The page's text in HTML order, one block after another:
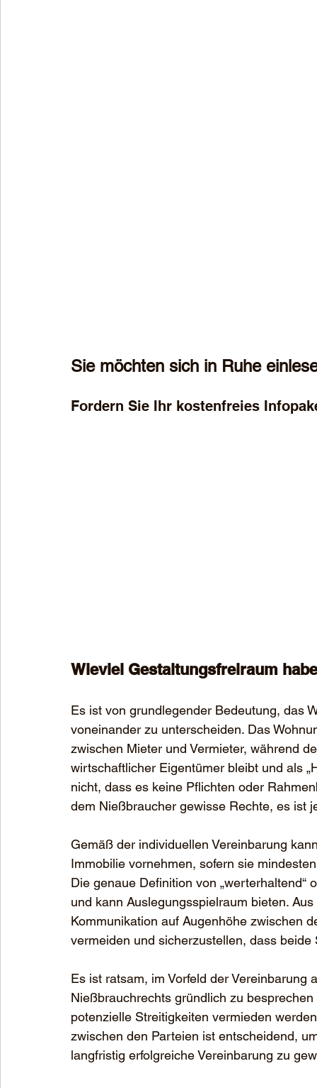
Sie möchten sich in Ruhe
Fordern Sie Ihr kostenfreies
Wieviel Gestaltungsfreiraum
Es ist von grundlegender Bedeutung, das
voneinander zu unterscheiden. Das
zwischen Mieter und Vermieter, während
wirtschaftlicher Eigentümer bleibt und als
nicht, dass es keine Pflichten oder
dem Nießbraucher gewisse Rechte, es ist
Gemäß der individuellen Vereinbarung
Immobilie vornehmen, sofern sie
Die genaue Definition von „werterhaltend“
und kann Auslegungsspielraum bieten.
Kommunikation auf Augenhöhe zwischen
vermeiden und sicherzustellen, dass
Es ist ratsam, im Vorfeld der
Nießbrauchrechts gründlich zu
potenzielle Streitigkeiten vermieden
zwischen den Parteien ist entscheidend,
langfristig erfolgreiche Vereinbarung zu